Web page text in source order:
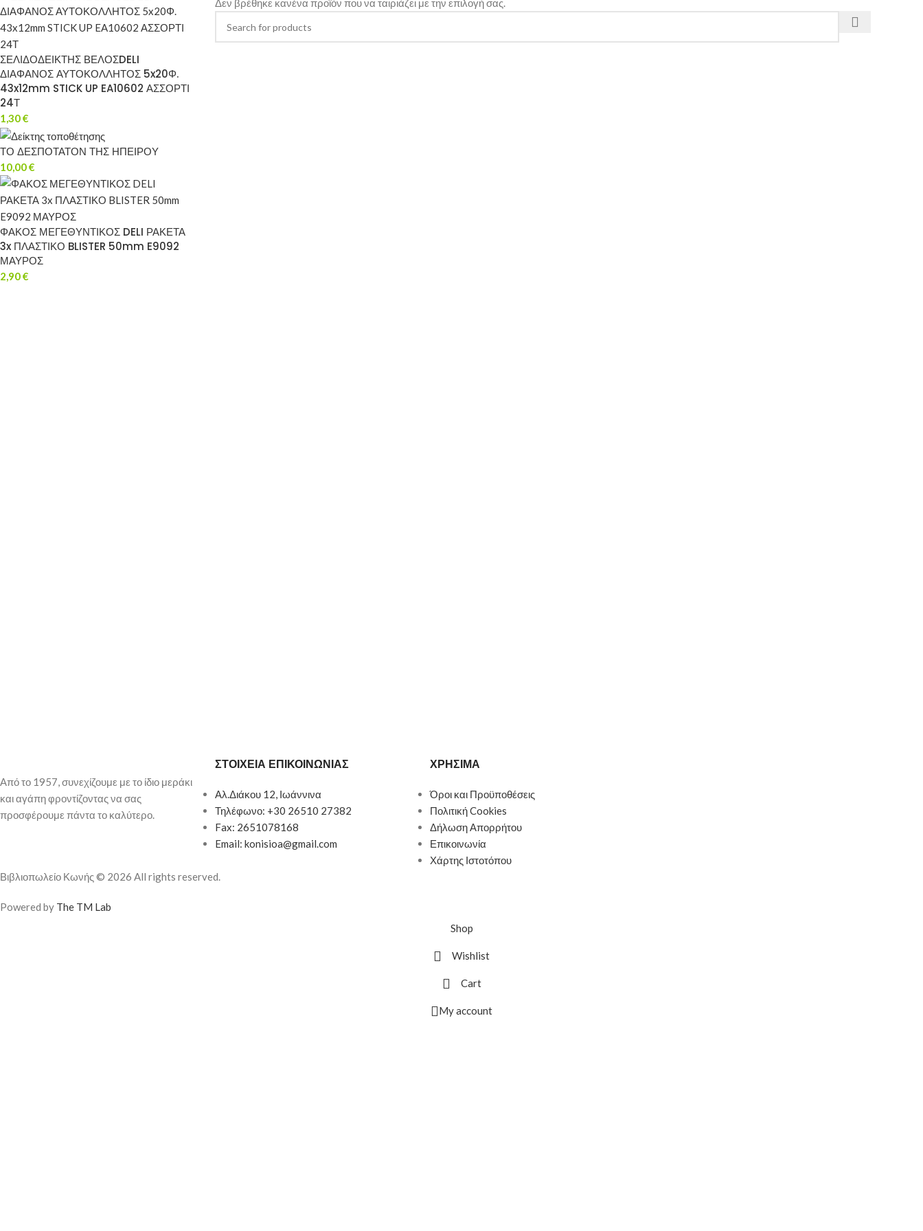
ΣΕΛΙΔΟΔΕΙΚΤΗΣ ΒΕΛΟΣDELI
ΔΙΑΦΑΝΟΣ ΑΥΤΟΚΟΛΛΗΤΟΣ 5x20Φ.
43x12mm STICK UP EA10602 ΑΣΣΟΡΤΙ
24Τ
1,30€
ΤΟ ΔΕΣΠΟΤΑΤΟΝ ΤΗΣ ΗΠΕΙΡΟΥ
10,00€
ΦΑΚΟΣ ΜΕΓΕΘΥΝΤΙΚΟΣ DELI ΡΑΚΕΤΑ
3x ΠΛΑΣΤΙΚΟ BLISTER 50mm E9092
ΜΑΥΡΟΣ
2,90€
Δεν βρέθηκε κανένα προϊόν που να ταιριάζει με την επιλογή σας.
Από το 1957, συνεχίζουμε με το ίδιο μεράκι
και αγάπη φροντίζοντας να σας
προσφέρουμε πάντα το καλύτερο.
ΣΤΟΙΧΕΙΑ ΕΠΙΚΟΙΝΩΝΙΑΣ
Αλ.Διάκου 12, Ιωάννινα
Τηλέφωνο: +30 26510 27382
Fax: 2651078168
Email: konisioa@gmail.com
ΧΡΗΣΙΜΑ
Όροι και Προϋποθέσεις
Πολιτική Cookies
Δήλωση Απορρήτου
Επικοινωνία
Χάρτης Ιστοτόπου
Βιβλιοπωλείο Κωνής © 2026 All rights reserved.
Powered by The TM Lab
Shop
Wishlist
Cart
My account